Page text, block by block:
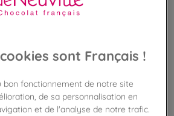
Coffret Prestige
de douceurs chocolatées
sont Français !
bon fonctionnement de notre site
de sa personnalisation en
et de l'analyse de notre trafic.